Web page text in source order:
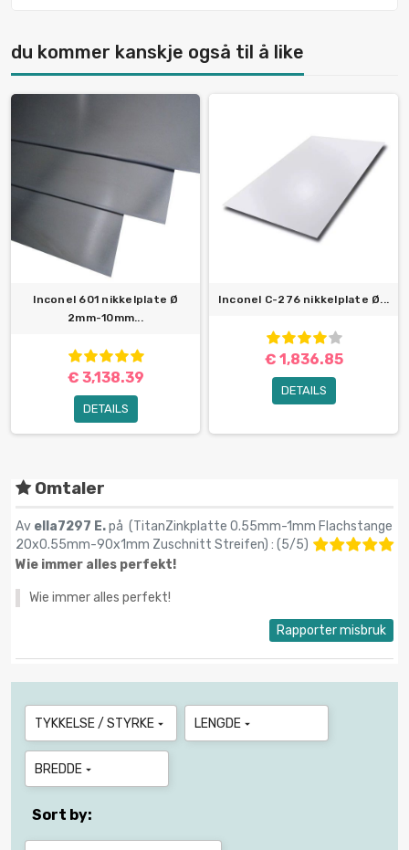
du kommer kanskje også til å like
Inconel 601 nikkelplate Ø
2mm-10mm...
€ 3,138.39
DETAILS
Inconel C-276 nikkelplate Ø...
€ 1,836.85
DETAILS
Omtaler
Av ella7297 E.på (TitanZinkplatte 0.55mm-1mm Flachstange
20x0.55mm-90x1mm Zuschnitt Streifen) : (5/5)
Wie immer alles perfekt!
Wie immer alles perfekt!
Rapporter misbruk
TYKKELSE / STYRKE  LENGDE 
BREDDE 
Sort by: